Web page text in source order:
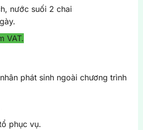
nước suối 2 chai
VAT.
phát sinh ngoài chương trình
phục vụ.